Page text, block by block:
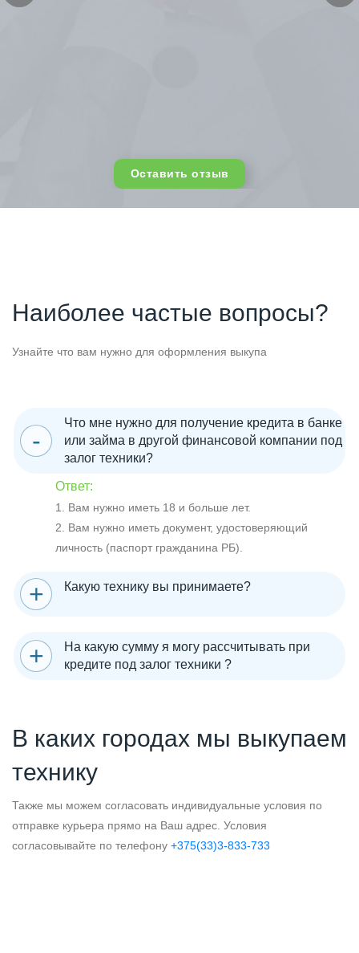
Оставить отзыв
Наиболее частые вопросы?
Узнайте что вам нужно для оформления выкупа
Что мне нужно для получение кредита в банке
или займа в другой финансовой компании под
залог техники?
Ответ:
1. Вам нужно иметь 18 и больше лет.
2. Вам нужно иметь документ, удостоверяющий
личность (паспорт гражданина РБ).
Какую технику вы принимаете?
На какую сумму я могу рассчитывать при
кредите под залог техники ?
В каких городах мы выкупаем
технику
Также мы можем согласовать индивидуальные условия по
отправке курьера прямо на Ваш адрес. Условия
согласовывайте по телефону +375(33)3-833-733